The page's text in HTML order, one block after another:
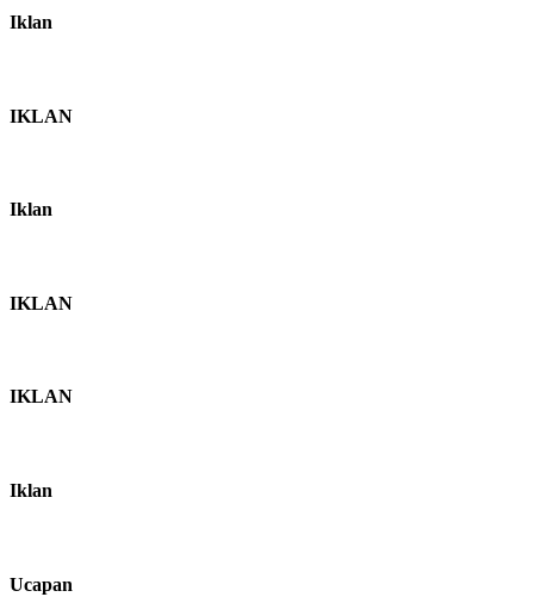
Iklan
IKLAN
Iklan
IKLAN
IKLAN
Iklan
Ucapan